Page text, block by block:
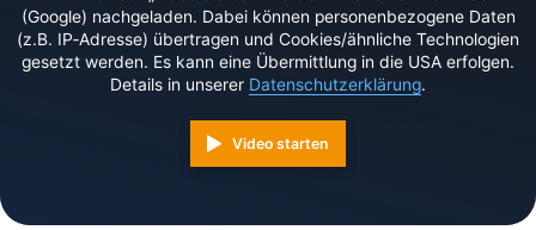
(Google) nachgeladen. Dabei können personenbezogene Daten
(z.B. IP‑Adresse) übertragen und Cookies/ähnliche Technologien
gesetzt werden. Es kann eine Übermittlung in die USA erfolgen.
Details in unserer Datenschutzerklärung.
Video starten